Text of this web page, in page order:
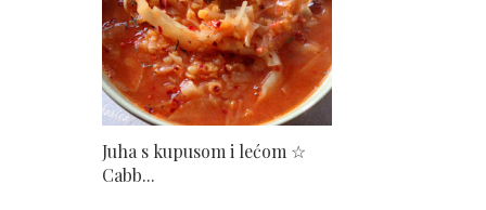
Juha s kupusom i lećom ☆
Cabb...